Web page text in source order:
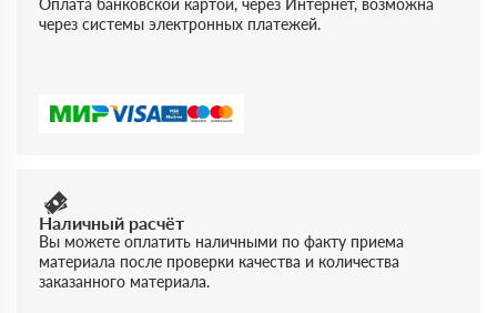
Оплата банковской картой, через Интернет, возможна
через системы электронных платежей.
Наличный расчёт
Вы можете оплатить наличными по факту приема
материала после проверки качества и количества
заказанного материала.